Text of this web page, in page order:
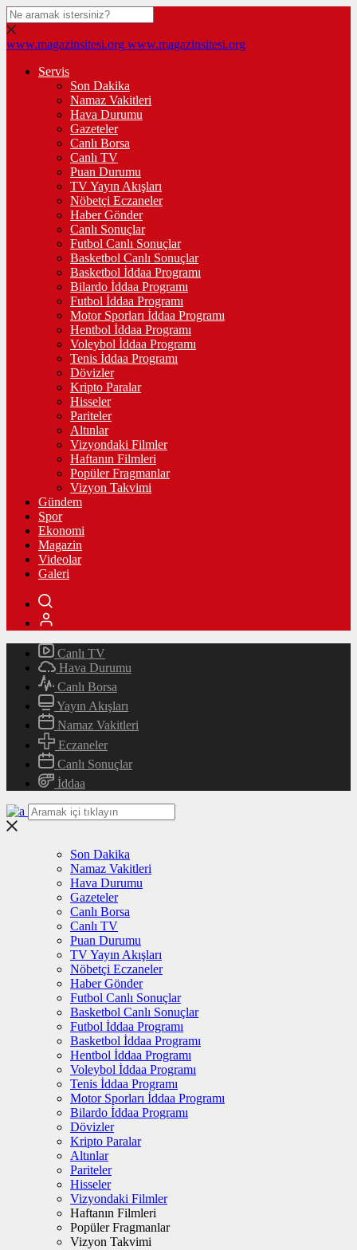
www.magazinsitesi.org www.magazinsitesi.org
Servis
Son Dakika
Namaz Vakitleri
Hava Durumu
Gazeteler
Canlı Borsa
Canlı TV
Puan Durumu
TV Yayın Akışları
Nöbetçi Eczaneler
Haber Gönder
Canlı Sonuçlar
Futbol Canlı Sonuçlar
Basketbol Canlı Sonuçlar
Basketbol İddaa Programı
Bilardo İddaa Programı
Futbol İddaa Programı
Motor Sporları İddaa Programı
Hentbol İddaa Programı
Voleybol İddaa Programı
Tenis İddaa Programı
Dövizler
Kripto Paralar
Hisseler
Pariteler
Altınlar
Vizyondaki Filmler
Haftanın Filmleri
Popüler Fragmanlar
Vizyon Takvimi
Gündem
Spor
Ekonomi
Magazin
Videolar
Galeri
Canlı TV
Hava Durumu
Canlı Borsa
Yayın Akışları
Namaz Vakitleri
Eczaneler
Canlı Sonuçlar
İddaa
Son Dakika
Namaz Vakitleri
Hava Durumu
Gazeteler
Canlı Borsa
Canlı TV
Puan Durumu
TV Yayın Akışları
Nöbetçi Eczaneler
Haber Gönder
Futbol Canlı Sonuçlar
Basketbol Canlı Sonuçlar
Futbol İddaa Programı
Basketbol İddaa Programı
Hentbol İddaa Programı
Voleybol İddaa Programı
Tenis İddaa Programı
Motor Sporları İddaa Programı
Bilardo İddaa Programı
Dövizler
Kripto Paralar
Altınlar
Pariteler
Hisseler
Vizyondaki Filmler
Haftanın Filmleri
Popüler Fragmanlar
Vizyon Takvimi